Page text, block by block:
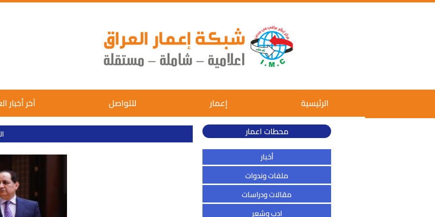
آخر أخبار للتواصل إعمار الرئيسية
محطات اعمار
أخبار
ملفات وندوات
مقالات ودراسات
ادب وشعر